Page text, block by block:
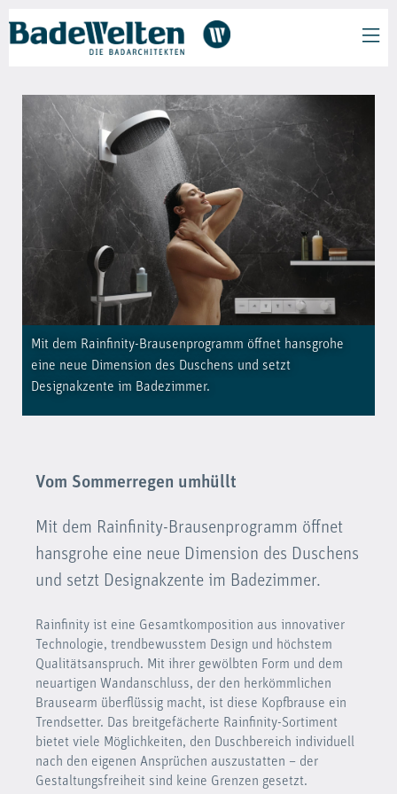
Mit dem Rainfinity-Brausenprogramm öffnet hansgrohe
eine neue Dimension des Duschens und setzt
Designakzente im Badezimmer.
Vom Sommerregen umhüllt
Mit dem Rainfinity-Brausenprogramm öffnet
hansgrohe eine neue Dimension des Duschens
und setzt Designakzente im Badezimmer.
Rainfinity ist eine Gesamtkomposition aus innovativer
Technologie, trendbewusstem Design und höchstem
Qualitätsanspruch. Mit ihrer gewölbten Form und dem
neuartigen Wandanschluss, der den herkömmlichen
Brausearm überflüssig macht, ist diese Kopfbrause ein
Trendsetter. Das breitgefächerte Rainfinity-Sortiment
bietet viele Möglichkeiten, den Duschbereich individuell
nach den eigenen Ansprüchen auszustatten – der
Gestaltungsfreiheit sind keine Grenzen gesetzt.